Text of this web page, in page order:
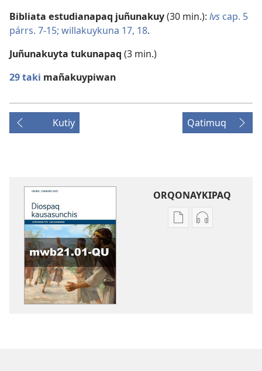
Bibliata estudianapaq juñunakuy(30 min.): lvs cap. 5
párrs. 7-15; willakuykuna 17, 18.
Juñunakuyta tukunapaq (3 min.)
29 taki mañakuypiwan
Kutiy Qatimuq
ORQONAYKIPAQ
KaypiKaypin